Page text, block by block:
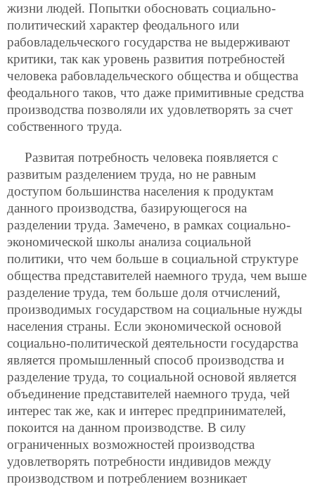
жизни людей. Попытки обосновать социально-
политический характер феодального или
рабовладельческого государства не выдерживают
критики, так как уровень развития потребностей
человека рабовладельческого общества и общества
феодального таков, что даже примитивные средства
производства позволяли их удовлетворять за счет
собственного труда.
Развитая потребность человека появляется с
развитым разделением труда, но не равным
доступом большинства населения к продуктам
данного производства, базирующегося на
разделении труда. Замечено, в рамках социально-
экономической школы анализа социальной
политики, что чем больше в социальной структуре
общества представителей наемного труда, чем выше
разделение труда, тем больше доля отчислений,
производимых государством на социальные нужды
населения страны. Если экономической основой
социально-политической деятельности государства
является промышленный способ производства и
разделение труда, то социальной основой является
объединение представителей наемного труда, чей
интерес так же, как и интерес предпринимателей,
покоится на данном производстве. В силу
ограниченных возможностей производства
удовлетворять потребности индивидов между
производством и потреблением возникает